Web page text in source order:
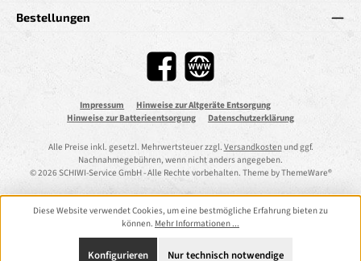
Bestellungen
Facebook Website
Impressum
Hinweise zur Altgeräte Entsorgung
Hinweise zur Batterieentsorgung
Datenschutzerklärung
Alle Preise inkl. gesetzl. Mehrwertsteuer zzgl. Versandkostenund ggf.
Nachnahmegebühren, wenn nicht anders angegeben.
© 2026 SCHIWI-Service GmbH - Alle Rechte vorbehalten. Theme byThemeWare®
Diese Website verwendet Cookies, um eine bestmögliche Erfahrung bieten zu
können. Mehr Informationen ...
Nur technisch notwendige
Konfigurieren